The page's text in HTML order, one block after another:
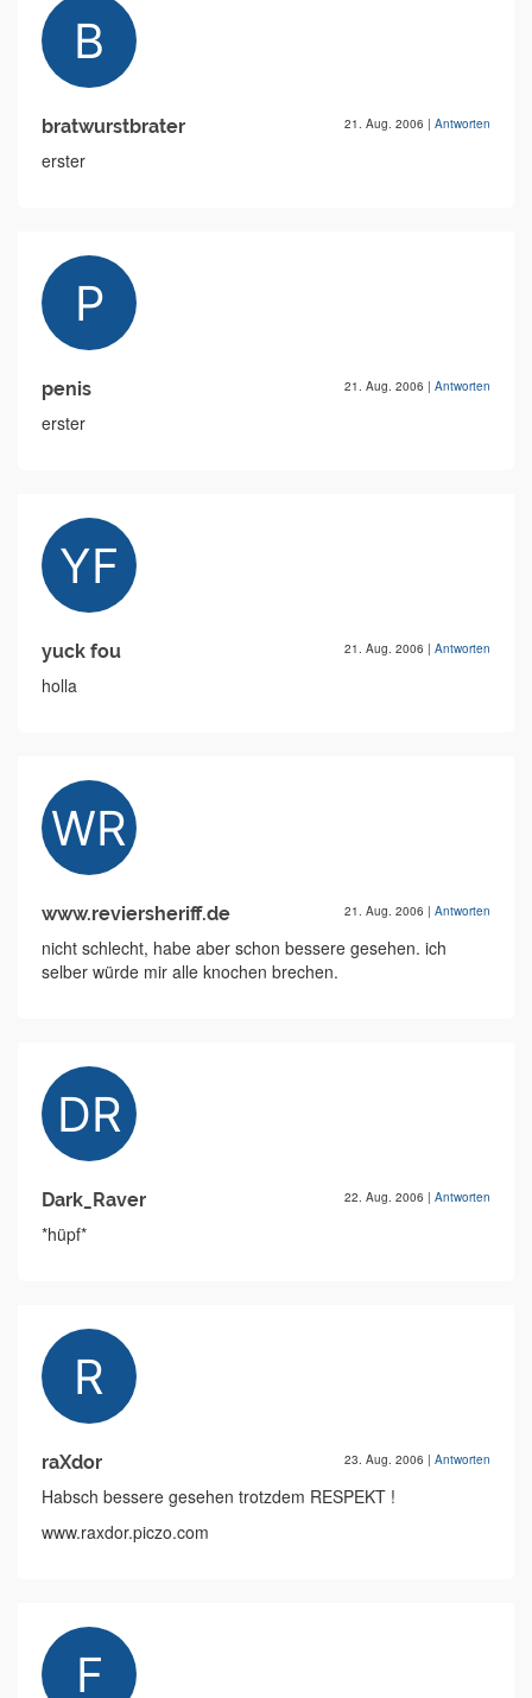
bratwurstbrater 21. Aug. 2006 | Antworten
erster
penis 21. Aug. 2006 | Antworten
erster
yuck fou 21. Aug. 2006 | Antworten
holla
www.reviersheriff.de 21. Aug. 2006 | Antworten
nicht schlecht, habe aber schon bessere gesehen. ich
selber würde mir alle knochen brechen.
Dark_Raver 22. Aug. 2006 | Antworten
*hüpf*
raXdor 23. Aug. 2006 | Antworten
Habsch bessere gesehen trotzdem RESPEKT !
www.raxdor.piczo.com